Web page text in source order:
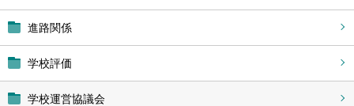
進路関係
学校評価
学校運営協議会